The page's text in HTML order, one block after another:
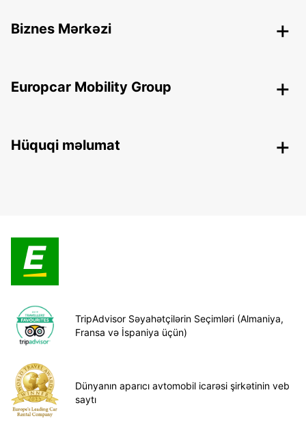
Biznes Mərkəzi
Europcar Mobility Group
Hüquqi məlumat
TripAdvisor Səyahətçilərin Seçimləri (Almaniya,
Fransa və İspaniya üçün)
Dünyanın aparıcı avtomobil icarəsi şirkətinin veb
saytı